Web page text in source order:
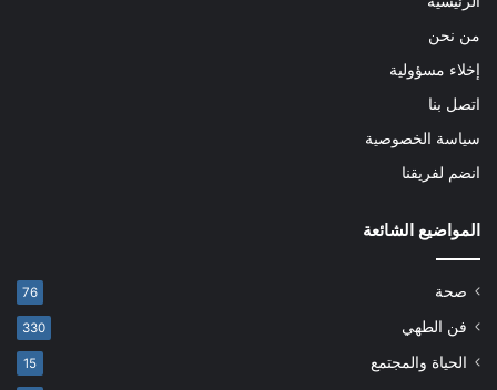
من نحن
إخلاء مسؤولية
اتصل بنا
سياسة الخصوصية
انضم لفريقنا
المواضيع الشائعة
صحة 76
فن الطهي 330
الحياة والمجتمع 15